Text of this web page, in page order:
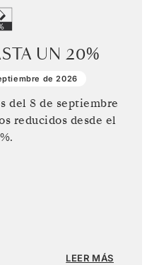
UN 20%
de 2026
del 8 de septiembre
reducidos desde el
LEER MÁS